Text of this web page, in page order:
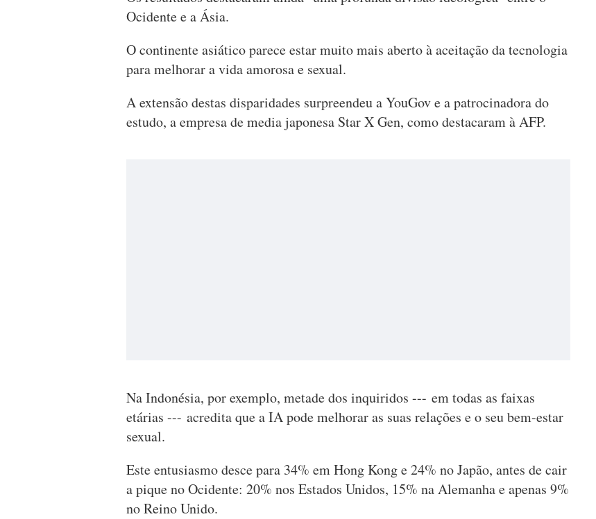
Ocidente e a Ásia.
O continente asiático parece estar muito mais aberto à aceitação da tecnologia
para melhorar a vida amorosa e sexual.
A extensão destas disparidades surpreendeu a YouGov e a patrocinadora do
estudo, a empresa de media japonesa Star X Gen, como destacaram à AFP.
Na Indonésia, por exemplo, metade dos inquiridos --- em todas as faixas
etárias --- acredita que a IA pode melhorar as suas relações e o seu bem-estar
sexual.
Este entusiasmo desce para 34% em Hong Kong e 24% no Japão, antes de cair
a pique no Ocidente: 20% nos Estados Unidos, 15% na Alemanha e apenas 9%
no Reino Unido.